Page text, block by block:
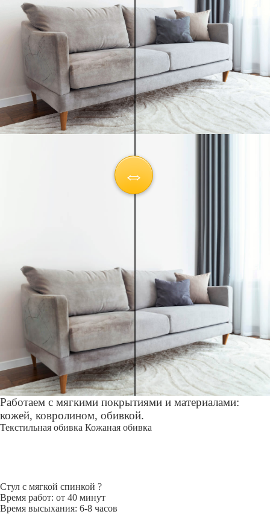
Работаем с мягкими покрытиями и материалами:
кожей, ковролином, обивкой.
Текстильная обивка Кожаная обивка
Стул с мягкой спинкой ?
Время работ: от 40 минут
Время высыхания: 6-8 часов